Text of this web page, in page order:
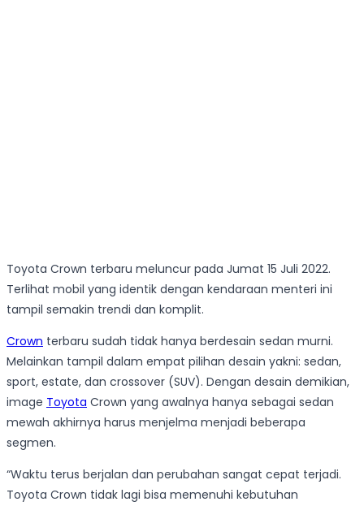
Toyota Crown terbaru meluncur pada Jumat 15 Juli 2022.
Terlihat mobil yang identik dengan kendaraan menteri ini
tampil semakin trendi dan komplit.
Crown terbaru sudah tidak hanya berdesain sedan murni.
Melainkan tampil dalam empat pilihan desain yakni: sedan,
sport, estate, dan crossover (SUV). Dengan desain demikian,
image Toyota Crown yang awalnya hanya sebagai sedan
mewah akhirnya harus menjelma menjadi beberapa
segmen.
“Waktu terus berjalan dan perubahan sangat cepat terjadi.
Toyota Crown tidak lagi bisa memenuhi kebutuhan